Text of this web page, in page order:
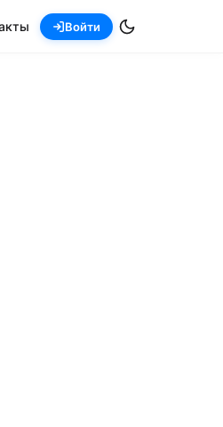
Войти